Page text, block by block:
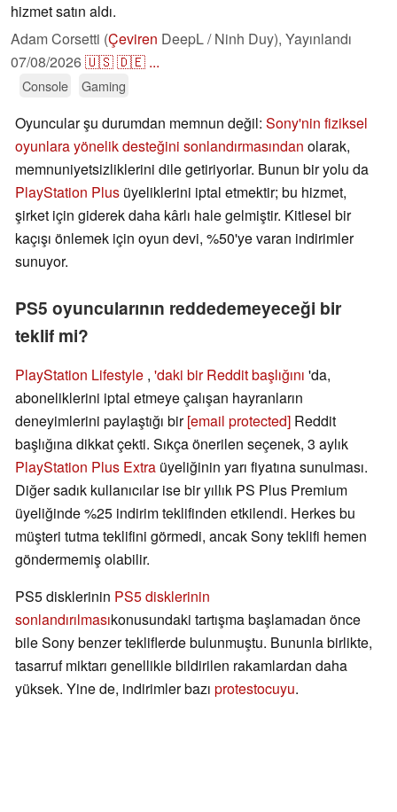
hizmet satın aldı.
Adam Corsetti (Çeviren DeepL / Ninh Duy), Yayınlandı
07/08/2026🇺🇸🇩🇪 ...
Console Gaming
Oyuncular şu durumdan memnun değil: Sony'nin fiziksel
oyunlara yönelik desteğini sonlandırmasından olarak,
memnuniyetsizliklerini dile getiriyorlar. Bunun bir yolu da
PlayStation Plus üyeliklerini iptal etmektir; bu hizmet,
şirket için giderek daha kârlı hale gelmiştir. Kitlesel bir
kaçışı önlemek için oyun devi, %50'ye varan indirimler
sunuyor.
PS5 oyuncularının reddedemeyeceği bir
teklif mi?
PlayStation Lifestyle , 'daki bir Reddit başlığını 'da,
aboneliklerini iptal etmeye çalışan hayranların
deneyimlerini paylaştığı bir[email protected] Reddit
başlığına dikkat çekti. Sıkça önerilen seçenek, 3 aylık
PlayStation Plus Extra üyeliğinin yarı fiyatına sunulması.
Diğer sadık kullanıcılar ise bir yıllık PS Plus Premium
üyeliğinde %25 indirim teklifinden etkilendi. Herkes bu
müşteri tutma teklifini görmedi, ancak Sony teklifi hemen
göndermemiş olabilir.
PS5 disklerinin PS5 disklerinin
sonlandırılmasıkonusundaki tartışma başlamadan önce
bile Sony benzer tekliflerde bulunmuştu. Bununla birlikte,
tasarruf miktarı genellikle bildirilen rakamlardan daha
yüksek. Yine de, indirimler bazı protestocuyu.